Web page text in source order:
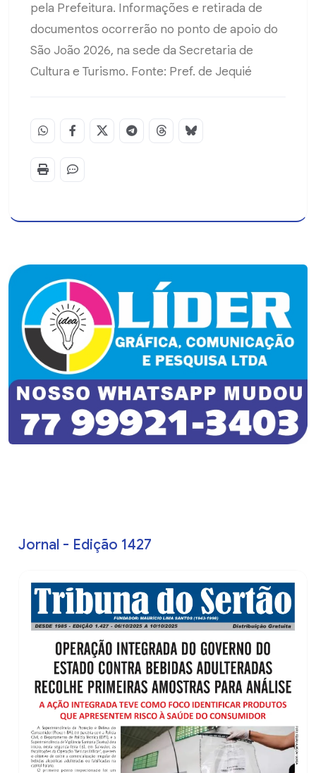
pela Prefeitura. Informações e retirada de
documentos ocorrerão no ponto de apoio do
São João 2026, na sede da Secretaria de
Cultura e Turismo. Fonte: Pref. de Jequié
Jornal - Edição 1427